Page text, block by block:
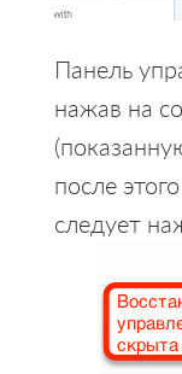
Панель
нажав на
после
следует